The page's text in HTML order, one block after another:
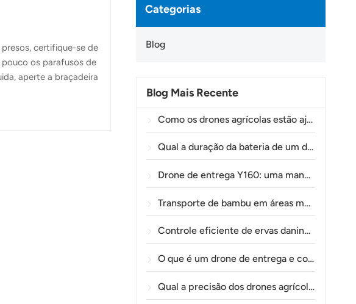
Categorias
Blog
Blog Mais Recente
Como os drones agrícolas estão ajudando os agricultores brasileiros a aprimorar as operações de pulverização de lavouras.
Qual a duração da bateria de um drone agrícola?
Drone de entrega Y160: uma maneira mais segura e eficiente de transportar materiais para torres de energia em terrenos montanhosos.
Transporte de bambu em áreas montanhosas: como a TOLXGUN Y160 abre uma nova rota da floresta ao ponto de coleta.
Controle eficiente de ervas daninhas pré-emergentes em trigo com o drone agrícola A80
O que é um drone de entrega e como funciona a entrega por drone?
Qual a precisão dos drones agrícolas na pulverização e monitoramento de plantações?
certifique-se de
os parafusos de
aperte a braçadeira
uma suavidade
Quanto maior o